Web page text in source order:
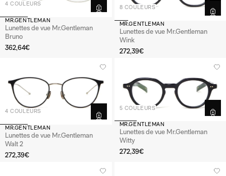
4 COULEURS
MR.GENTLEMAN
Lunettes de vue Mr.Gentleman
Bruno
362,64€
8 COULEURS
MR.GENTLEMAN
Lunettes de vue Mr.Gentleman
Wink
272,39€
4 COULEURS
MR.GENTLEMAN
Lunettes de vue Mr.Gentleman
Walt 2
272,39€
5 COULEURS
MR.GENTLEMAN
Lunettes de vue Mr.Gentleman
Witty
272,39€